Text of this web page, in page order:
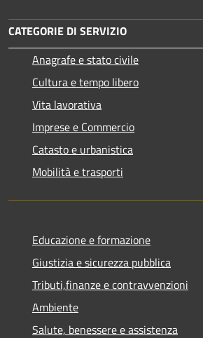
CATEGORIE DI SERVIZIO
Anagrafe e stato civile
Cultura e tempo libero
Vita lavorativa
Imprese e Commercio
Catasto e urbanistica
Mobilità e trasporti
Educazione e formazione
Giustizia e sicurezza pubblica
Tributi,finanze e contravvenzioni
Ambiente
Salute, benessere e assistenza